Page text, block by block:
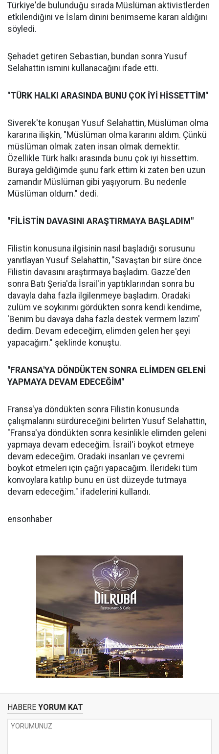
Türkiye'de bulunduğu sırada Müslüman aktivistlerden
etkilendiğini ve İslam dinini benimseme kararı aldığını
söyledi.
Şehadet getiren Sebastian, bundan sonra Yusuf
Selahattin ismini kullanacağını ifade etti.
"TÜRK HALKI ARASINDA BUNU ÇOK İYİ HİSSETTİM"
Siverek'te konuşan Yusuf Selahattin, Müslüman olma
kararına ilişkin, "Müslüman olma kararını aldım. Çünkü
müslüman olmak zaten insan olmak demektir.
Özellikle Türk halkı arasında bunu çok iyi hissettim.
Buraya geldiğimde şunu fark ettim ki zaten ben uzun
zamandır Müslüman gibi yaşıyorum. Bu nedenle
Müslüman oldum." dedi.
"FİLİSTİN DAVASINI ARAŞTIRMAYA BAŞLADIM"
Filistin konusuna ilgisinin nasıl başladığı sorusunu
yanıtlayan Yusuf Selahattin, "Savaştan bir süre önce
Filistin davasını araştırmaya başladım. Gazze'den
sonra Batı Şeria'da İsrail'in yaptıklarından sonra bu
davayla daha fazla ilgilenmeye başladım. Oradaki
zulüm ve soykırımı gördükten sonra kendi kendime,
'Benim bu davaya daha fazla destek vermem lazım'
dedim. Devam edeceğim, elimden gelen her şeyi
yapacağım." şeklinde konuştu.
"FRANSA'YA DÖNDÜKTEN SONRA ELİMDEN GELENİ
YAPMAYA DEVAM EDECEĞİM"
Fransa'ya döndükten sonra Filistin konusunda
çalışmalarını sürdüreceğini belirten Yusuf Selahattin,
"Fransa'ya döndükten sonra kesinlikle elimden geleni
yapmaya devam edeceğim. İsrail'i boykot etmeye
devam edeceğim. Oradaki insanları ve çevremi
boykot etmeleri için çağrı yapacağım. İlerideki tüm
konvoylara katılıp bunu en üst düzeyde tutmaya
devam edeceğim." ifadelerini kullandı.
ensonhaber
HABERE YORUM KAT